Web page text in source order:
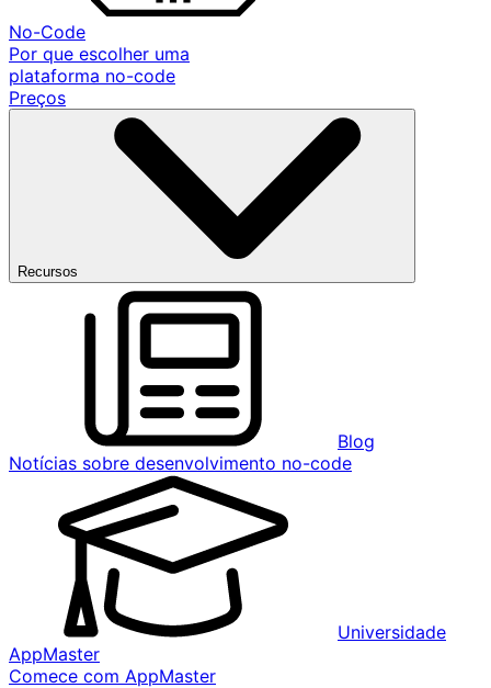
No-Code
Por que escolher uma
plataforma no-code
Preços
Recursos
Blog
Notícias sobre desenvolvimento no-code
Universidade
AppMaster
Comece com AppMaster